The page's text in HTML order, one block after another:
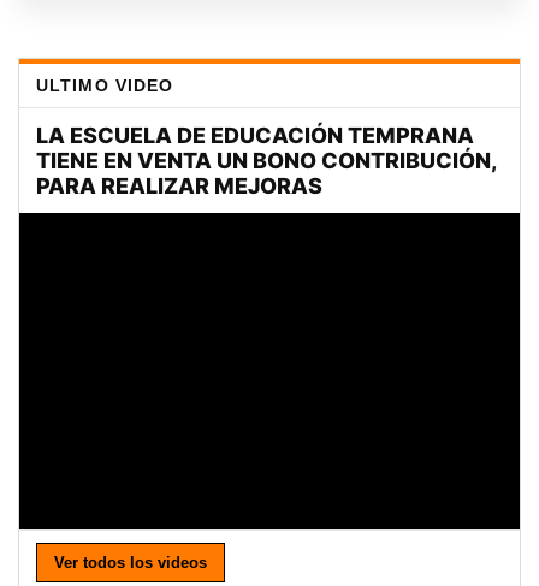
ULTIMO VIDEO
Ver todos los videos